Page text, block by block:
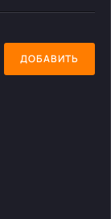
ДОБАВИТЬ